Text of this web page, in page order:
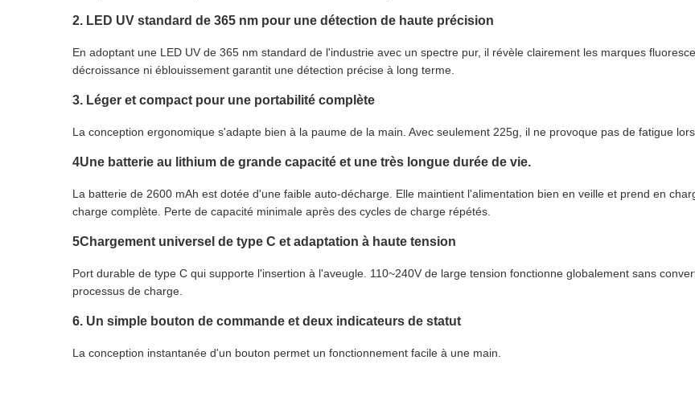
2. LED UV standard de 365 nm pour une détection de haute précision
En adoptant une LED UV de 365 nm standard de l'industrie avec un spectre pur, il révèle clairement les marques
décroissance ni éblouissement garantit une détection précise à long terme.
3. Léger et compact pour une portabilité complète
La conception ergonomique s'adapte bien à la paume de la main. Avec seulement 225g, il ne provoque pas de fatigue
4Une batterie au lithium de grande capacité et une très longue durée de vie.
La batterie de 2600 mAh est dotée d'une faible auto-décharge. Elle maintient l'alimentation bien en veille et prend en
charge complète. Perte de capacité minimale après des cycles de charge répétés.
5Chargement universel de type C et adaptation à haute tension
Port durable de type C qui supporte l'insertion à l'aveugle. 110~240V de large tension fonctionne globalement sans
processus de charge.
6. Un simple bouton de commande et deux indicateurs de statut
La conception instantanée d'un bouton permet un fonctionnement facile à une main.